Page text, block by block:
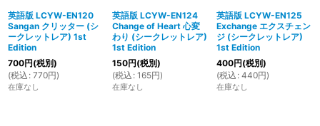
英語版 LCYW-EN120
Sangan クリッター (シ
ークレットレア) 1st
Edition
700円(税別)
(税込 : 770円)
在庫なし
英語版 LCYW-EN124
Change of Heart 心変
わり (シークレットレア)
1st Edition
150円(税別)
(税込 : 165円)
在庫なし
英語版 LCYW-EN125
Exchange エクスチェン
ジ (シークレットレア)
1st Edition
400円(税別)
(税込 : 440円)
在庫なし